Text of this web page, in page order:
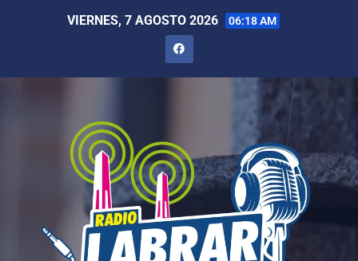
VIERNES, 7 AGOSTO 2026 06:18 AM